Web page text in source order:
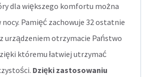
dla większego komfortu można
nocy. Pamięć zachowuje 32 ostatnie
urządzeniem otrzymacie Państwo
któremu łatwiej utrzymać
Dzięki zastosowaniu